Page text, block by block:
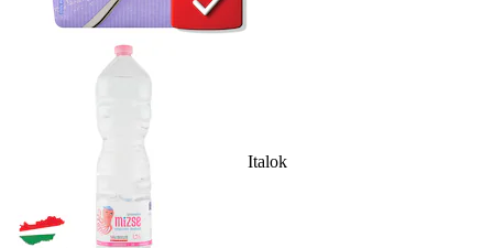
Italok